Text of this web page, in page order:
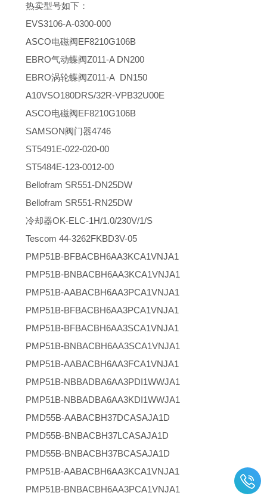
热卖型号如下：
EVS3106-A-0300-000
ASCO电磁阀EF8210G106B
EBRO气动蝶阀Z011-A DN200
EBRO涡轮蝶阀Z011-A DN150
A10VSO180DRS/32R-VPB32U00E
ASCO电磁阀EF8210G106B
SAMSON阀门器4746
ST5491E-022-020-00
ST5484E-123-0012-00
Bellofram SR551-DN25DW
Bellofram SR551-RN25DW
冷却器OK-ELC-1H/1.0/230V/1/S
Tescom 44-3262FKBD3V-05
PMP51B-BFBACBH6AA3KCA1VNJA1
PMP51B-BNBACBH6AA3KCA1VNJA1
PMP51B-AABACBH6AA3PCA1VNJA1
PMP51B-BFBACBH6AA3PCA1VNJA1
PMP51B-BFBACBH6AA3SCA1VNJA1
PMP51B-BNBACBH6AA3SCA1VNJA1
PMP51B-AABACBH6AA3FCA1VNJA1
PMP51B-NBBADBA6AA3PDI1WWJA1
PMP51B-NBBADBA6AA3KDI1WWJA1
PMD55B-AABACBH37DCASAJA1D
PMD55B-BNBACBH37LCASAJA1D
PMD55B-BNBACBH37BCASAJA1D
PMP51B-AABACBH6AA3KCA1VNJA1
PMP51B-BNBACBH6AA3PCA1VNJA1